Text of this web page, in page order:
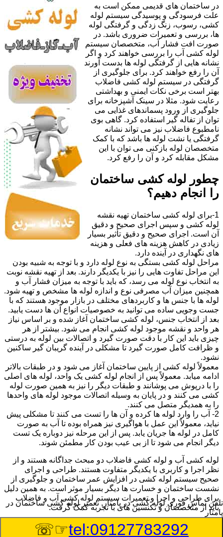
در ساختمان های قدیمی ممکن است به
علت فرسودگی و پوسیدگی سیستم لوله
کشی، رسوب، زنگ زدگی و گرفتگی لوله
ها، بررسی و تعمیرات ضروری باشد. در
صورت افت فشار آب، متخصصان سیستم
لوله کشی آب را بررسی خواهند کرد و اگر
نشانه هایی از گرفتگی لوله ها بدست آورند
آن را رفع خواهند کرد. برای جلوگیری از
گرفتگی در سیستم لوله کشی فاضلاب
بهتر است برخی نکات ایمنی و بهداشتی
رعایت شود. مثلا در سینک آشپزخانه برای
جلوگیری از ورود پسماندهای غذایی می
توان از تفاله گیر استفاده کرد. گاهی بوی
نامطبوع فاضلاب نیز می تواند نشانه
گرفتگی یا نشت لوله ها باشد که با کمک
متخصصان لوله بازکنی می توان با این
مشکل مقابله کرد و آن را رفع کرد.
چطور لوله کشی ساختمان
را انجام دهیم؟
1-برای لوله کشی ساختمان تهیه نقشه
لوله کشی و سپس اجرای صحیح و دقیق
آن است. اجرای صحیح و دقیق تأثیر بسیار
زیادی در کاهش هزینه های فعلی و هزینه
های نگهداری در آینده دارد.
مراحل لوله کشی بستگی به نوع لوله دارد و با توجه به شبیه بودن
این مراحل تفاوت هایی را نیز با یکدیگر دارند. بعد از تهیه نقشه نوبت
به انتخاب نوع لوله می رسد، که باید با توجه به میزان فشار آب و
همچنین میزان آب مصرفی نوع و اندازه لوله ها مشخص و تهیه شود.
لوله ها با جنس ها و کاربردهای مختلف در بازار موجود هستند که با
جست وجویی ساده می توانید به خصوصیات انواع آن ها دست یابید.
بعد از انتخاب جنس، لوله کشی ساختمان آغاز شده و بر اساس نیاز
هر واحد و نقشه موجود لوله کشی انجام می شود. بیشتر از هر
چیزی باید این کار با دقت صورت گیرد و اتصالات بین لوله به درستی
و ظرافت کامل صورت گیرد تا مشکلی در آینده گریبان گیر ساکنین
نشود.
معمولاً لوله کشی از پایین ساختمان آغاز می شود و در طبقات بالاتر
ادامه میابد. معمولاً پس از انجام لوله کشی یک واحد، لوله های اصلی
را با درپوش می پوشانند و طبقات دیگر را نیز به همین صورت لوله
کشی می کنند و در پایان به وسیله اتصالات موجود لوله های واحدها
را به همدیگر متصل می کنند.
2- آب را وارد لوله ها کرده و آن ها را تست می کنند تا مشکلی پیش
نیاید، معمولاً این عمل با هواگیری نیز همراه بوده تا آب به صورت
کامل در لوله ها جریان یابد. پس از این مرحله نیز دوباره یک تست
دیگر انجام می شود تا از بی عیب بودن کار مطمئن شوند.
لوله کشی آب و لوله کشی فاضلاب دو مبحث جداگانه هستند و از
نظر اجرا و کاربری با یکدیگر متفاوت هستند. طراحی و اجرای
صحیح سیستم لوله کشی در افزایش عمر ساختمان و جلوگیری از
نشست ساختمان و خسارت ها دیگر بسیار موثر است. به همین دلیل
برای طراحی و اجرا و تعمیرات سیستم لوله کشی آب و فاضلاب
باید از متخصصان و تکنسین های با تجربه کمک گرفت.
:Published Date
تلفن تماس فوریلوله کشی در پامنار, تعمیر لوله کشی ساختمان در
پامنار
tel:09127783292
☞☏